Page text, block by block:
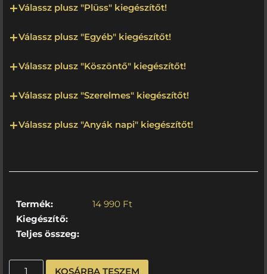
Válassz plusz "Plüss" kiegészítőt!
Válassz plusz "Egyéb" kiegészítőt!
Válassz plusz "Köszöntő" kiegészítőt!
Válassz plusz "Szerelmes" kiegészítőt!
Válassz plusz "Anyák napi" kiegészítőt!
Termék: 14 990 Ft
Kiegészítő:
Teljes összeg:
KOSÁRBA TESZEM